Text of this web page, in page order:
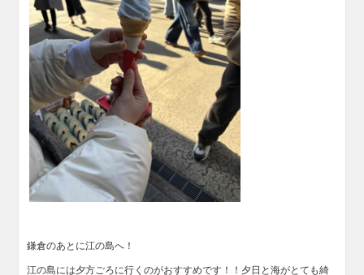
鎌倉のあとに江の島へ！
江の島には夕方ごろに行くのがおすすめです！！夕日と海がとても綺